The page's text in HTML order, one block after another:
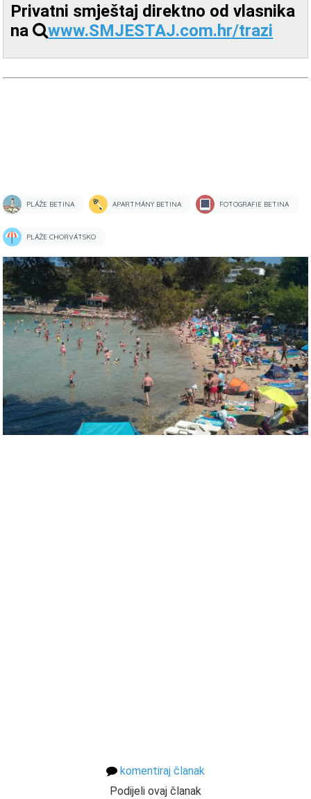
Privatni smještaj direktno od vlasnika
na
www.SMJESTAJ.com.hr/trazi
PLÁŽE BETINA APARTMÁNY BETINA FOTOGRAFIE BETINA
PLÁŽE CHORVÁTSKO
komentiraj članak
Podijeli ovaj članak